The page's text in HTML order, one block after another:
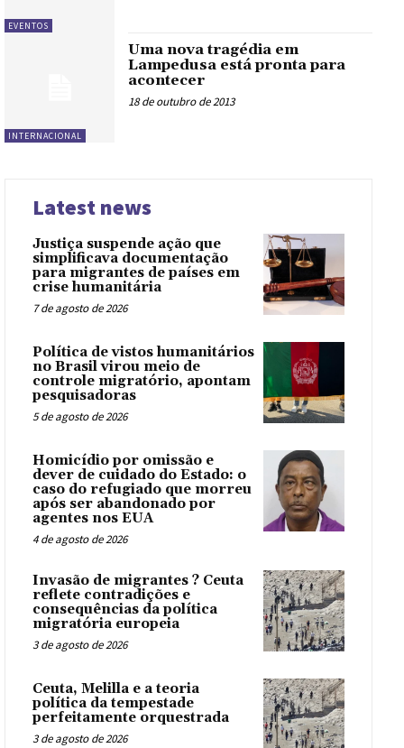
EVENTOS
INTERNACIONAL
Uma nova tragédia em
Lampedusa está pronta para
acontecer
18 de outubro de 2013
Latest news
Justiça suspende ação que
simplificava documentação
para migrantes de países em
crise humanitária
7 de agosto de 2026
Política de vistos humanitários
no Brasil virou meio de
controle migratório, apontam
pesquisadoras
5 de agosto de 2026
Homicídio por omissão e
dever de cuidado do Estado: o
caso do refugiado que morreu
após ser abandonado por
agentes nos EUA
4 de agosto de 2026
Invasão de migrantes ? Ceuta
reflete contradições e
consequências da política
migratória europeia
3 de agosto de 2026
Ceuta, Melilla e a teoria
política da tempestade
perfeitamente orquestrada
3 de agosto de 2026